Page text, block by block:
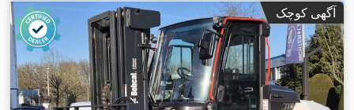
آگهی کوچک